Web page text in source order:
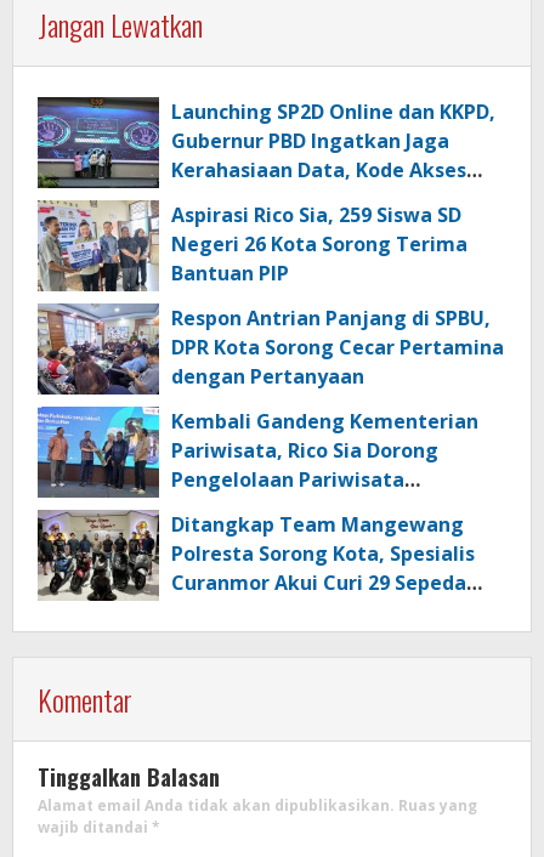
Jangan Lewatkan
Launching SP2D Online dan KKPD,
Gubernur PBD Ingatkan Jaga
Kerahasiaan Data, Kode Akses
Aspirasi Rico Sia, 259 Siswa SD
Negeri 26 Kota Sorong Terima
Bantuan PIP
Respon Antrian Panjang di SPBU,
DPR Kota Sorong Cecar Pertamina
dengan Pertanyaan
Kembali Gandeng Kementerian
Pariwisata, Rico Sia Dorong
Pengelolaan Pariwisata
Ditangkap Team Mangewang
Polresta Sorong Kota, Spesialis
Curanmor Akui Curi 29 Sepeda
Komentar
Tinggalkan Balasan
Alamat email Anda tidak akan dipublikasikan. Ruas yang
wajib ditandai *